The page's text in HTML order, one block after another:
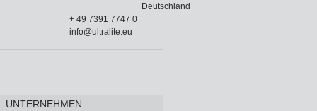
Deutschland
+ 49 7391 7747 0
info@ultralite.eu
UNTERNEHMEN